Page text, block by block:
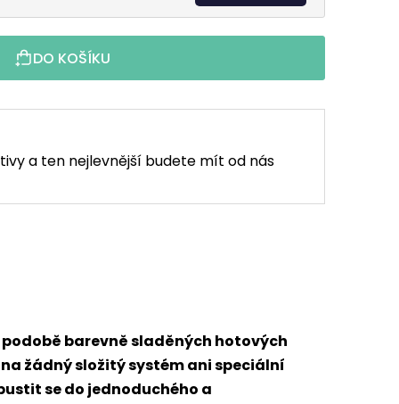
DO KOŠÍKU
a ten nejlevnější budete mít od nás
barevně sladěných hotových
žádný složitý systém ani speciální
se do jednoduchého a